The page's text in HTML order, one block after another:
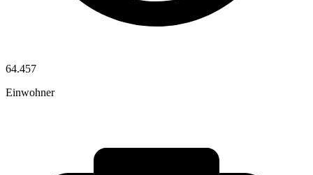
64.457
Einwohner